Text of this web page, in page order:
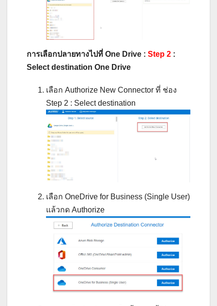
การเลือกปลายทางไปที่ One Drive : Step 2 :
Select destination One Drive
เลือก Authorize New Connector ที่ ช่อง
Step 2 : Select destination
เลือก OneDrive for Business (Single User)
แล้วกด Authorize